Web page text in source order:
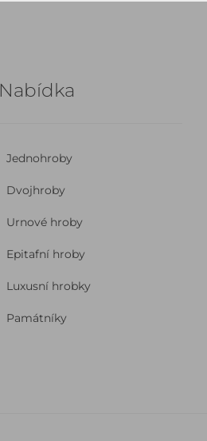
Nabídka
Jednohroby
Dvojhroby
Urnové hroby
Epitafní hroby
Luxusní hrobky
Památníky